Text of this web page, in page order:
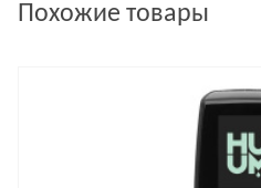
Похожие товары